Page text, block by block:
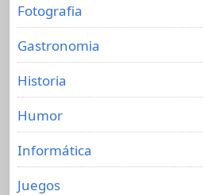
Fotografia
Gastronomia
Historia
Humor
Informática
Juegos